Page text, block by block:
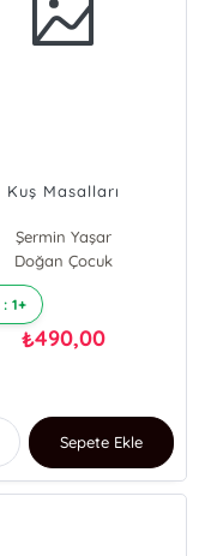
Kuş Masalları
Şermin Yaşar
Doğan Çocuk
1+
₺490,00
Sepete Ekle